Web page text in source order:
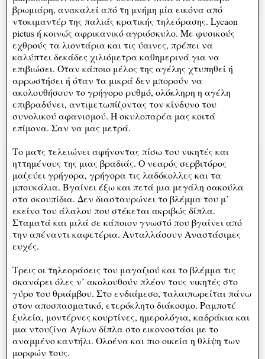
βρωμιάρη, ανακαλεί από τη μνήμη μία εικόνα από
ντοκιμαντέρ της παλιάς κρατικής τηλεόρασης. Lycaon
pictus ή κοινώς αφρικανικό αγριόσκυλο. Με φυσικούς
εχθρούς τα λιοντάρια και τις ύαινες, πρέπει να
καλύπτει δεκάδες χιλιόμετρα καθημερινά για να
επιβιώσει. Όταν κάποιο μέλος της αγέλης χτυπηθεί ή
αρρωστήσει ή όταν τα μικρά δεν μπορούν να
ακολουθήσουν το γρήγορο ρυθμό, ολόκληρη η αγέλη
επιβραδύνει, αντιμετωπίζοντας τον κίνδυνο του
συνολικού αφανισμού. Η σκυλοπαρέα μας κοιτά
επίμονα. Σαν να μας μετρά.
Το ματς τελειώνει αφήνοντας πίσω του νικητές και
ηττημένους της μιας βραδιάς. Ο νεαρός σερβιτόρος
μαζεύει γρήγορα, γρήγορα τις λαδόκολλες και τα
μπουκάλια. Βγαίνει έξω και πετά μια μεγάλη σακούλα
στα σκουπίδια. Δεν διασταυρώνει το βλέμμα του μ’
εκείνο του άλαλου που στέκεται ακριβώς δίπλα.
Σταματά και μιλά σε κάποιον γνωστό που βγαίνει από
την απέναντι καφετέρια. Ανταλλάσουν Αναστάσιμες
ευχές.
Τρεις οι τηλεοράσεις του μαγαζιού και το βλέμμα τις
σκανάρει όλες ν’ ακολουθούν πλέον τους νικητές στο
γύρο του θριάμβου. Στο ενδιάμεσο, ταλαιπωρείται πάνω
στον αποσπασματικό, ετερόκλητο διάκοσμο. Ραμποτέ
ξυλεία, μοντέρνες κουρτίνες, ημερολόγια, καδράκια και
μια ντουζίνα Αγίων δίπλα στο εικονοστάσι με το
αναμμένο καντήλι. Ολοένα και πιο οικεία η θλίψη των
μορφών τους.